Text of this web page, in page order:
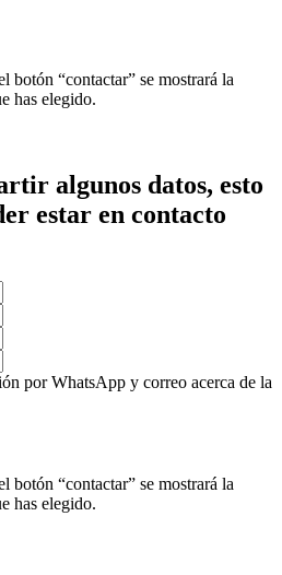
botón “contactar” se mostrará la
has elegido.
algunos datos, esto
estar en contacto
por WhatsApp y correo acerca de la
botón “contactar” se mostrará la
has elegido.